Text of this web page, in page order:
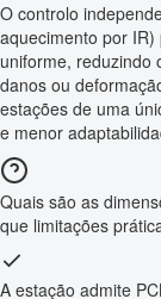
O controlo
aquecimento por
uniforme, reduzindo
danos ou
estações de uma
e menor
Quais são as
que limitações
A estação admite